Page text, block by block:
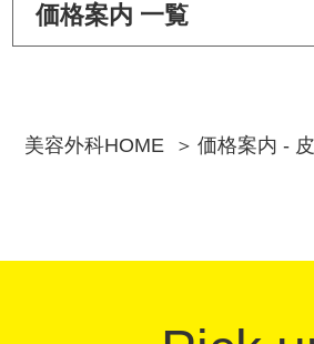
価格案内 一覧
美容外科HOME 価格案内 -